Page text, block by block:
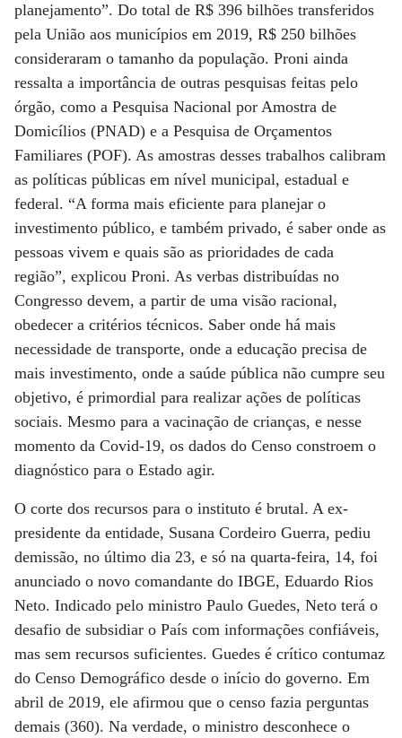
planejamento”. Do total de R$ 396 bilhões transferidos
pela União aos municípios em 2019, R$ 250 bilhões
consideraram o tamanho da população. Proni ainda
ressalta a importância de outras pesquisas feitas pelo
órgão, como a Pesquisa Nacional por Amostra de
Domicílios (PNAD) e a Pesquisa de Orçamentos
Familiares (POF). As amostras desses trabalhos calibram
as políticas públicas em nível municipal, estadual e
federal. “A forma mais eficiente para planejar o
investimento público, e também privado, é saber onde as
pessoas vivem e quais são as prioridades de cada
região”, explicou Proni. As verbas distribuídas no
Congresso devem, a partir de uma visão racional,
obedecer a critérios técnicos. Saber onde há mais
necessidade de transporte, onde a educação precisa de
mais investimento, onde a saúde pública não cumpre seu
objetivo, é primordial para realizar ações de políticas
sociais. Mesmo para a vacinação de crianças, e nesse
momento da Covid-19, os dados do Censo constroem o
diagnóstico para o Estado agir.
O corte dos recursos para o instituto é brutal. A ex-
presidente da entidade, Susana Cordeiro Guerra, pediu
demissão, no último dia 23, e só na quarta-feira, 14, foi
anunciado o novo comandante do IBGE, Eduardo Rios
Neto. Indicado pelo ministro Paulo Guedes, Neto terá o
desafio de subsidiar o País com informações confiáveis,
mas sem recursos suficientes. Guedes é crítico contumaz
do Censo Demográfico desde o início do governo. Em
abril de 2019, ele afirmou que o censo fazia perguntas
demais (360). Na verdade, o ministro desconhece o